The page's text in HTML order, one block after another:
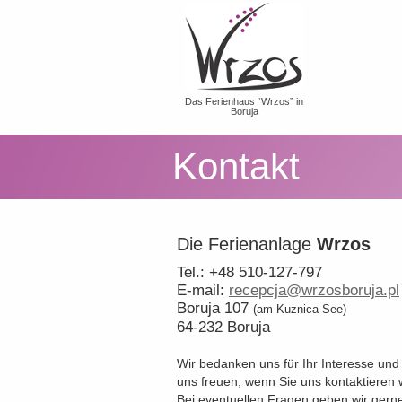
Das Ferienhaus “Wrzos” in
Boruja
Kontakt
Die Ferienanlage Wrzos
Tel.: +48 510-127-797
E-mail: recepcja@wrzosboruja.pl
Boruja 107 (am Kuznica-See)
64-232 Boruja
Wir bedanken uns für Ihr Interesse und
uns freuen, wenn Sie uns kontaktieren